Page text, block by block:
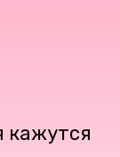
кажутся